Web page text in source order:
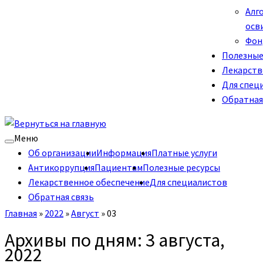
Для
Меню
Об организацииИнформацияПлатные услуги
АнтикоррупцияПациентамПолезные ресурсы
Лекарственное обеспечениеДля специалистов
Обратная связь
Главная » 2022 »Август »03
Архивы по дням: 3 августа,
2022